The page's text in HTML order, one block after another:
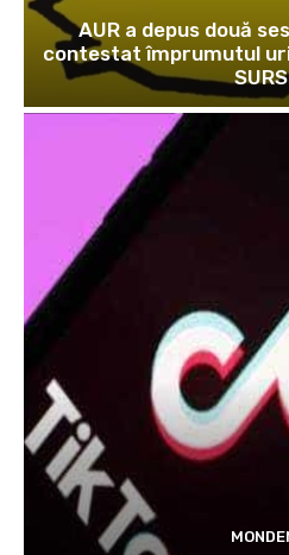
AUR a depus două
contestat împrumutul